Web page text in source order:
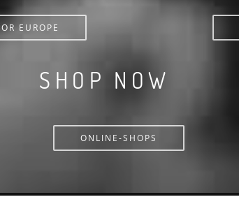
EUROPE
SHOP NOW
ONLINE-SHOPS